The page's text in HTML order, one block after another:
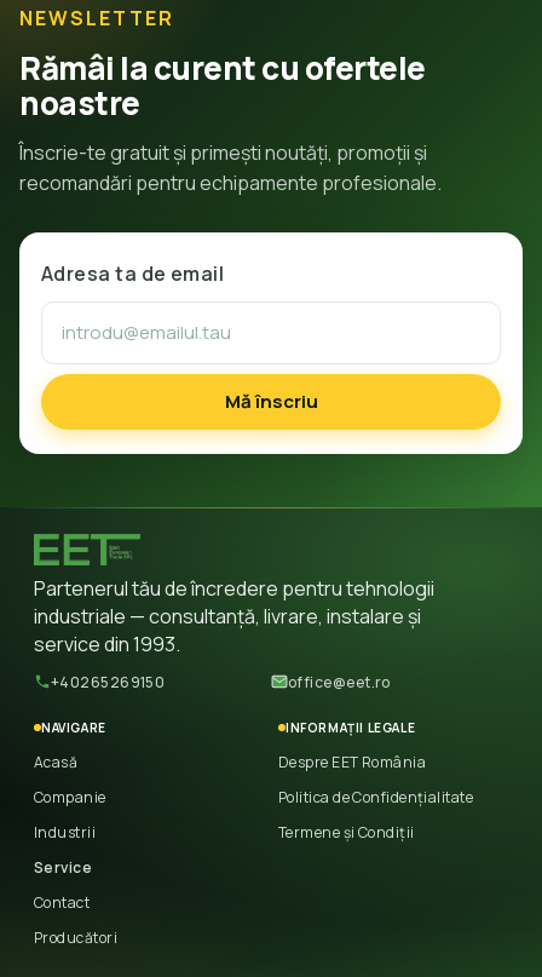
NEWSLETTER
Rămâi la curent cu ofertele
noastre
Înscrie-te gratuit și primești noutăți, promoții și
recomandări pentru echipamente profesionale.
Adresa ta de email
Mă înscriu
Partenerul tău de încredere pentru tehnologii
industriale — consultanță, livrare, instalare și
service din 1993.
+40265269150 office@eet.ro
NAVIGARE
Acasă
Companie
Industrii
Service
Contact
Producători
INFORMAȚII LEGALE
Despre EET România
Politica de Confidențialitate
Termene și Condiții